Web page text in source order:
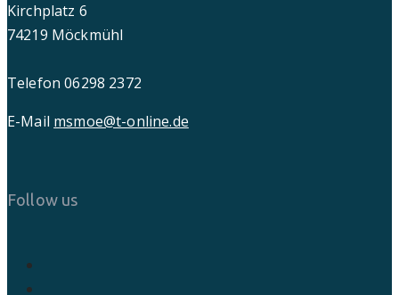
Kirchplatz 6
74219 Möckmühl
Telefon 06298 2372
E-Mail msmoe@t-online.de
Follow us